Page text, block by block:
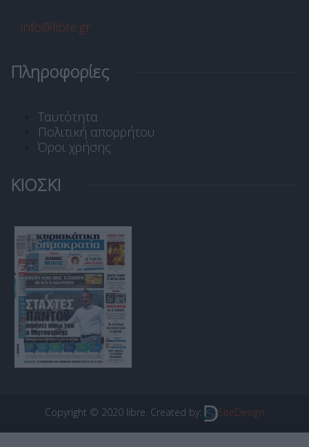
info@libre.gr
Πληροφορίες
Ταυτότητα
Πολιτική απορρήτου
Όροι χρήσης
ΚΙΟΣΚΙ
Copyright © 2020 libre. Created by: SiteDesign